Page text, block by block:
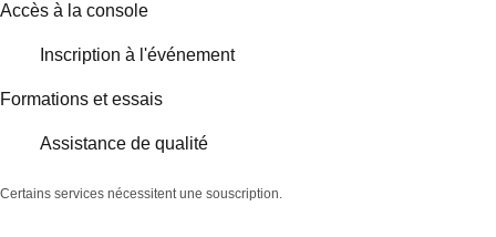
Accès à la console
Inscription à l'événement
Formations et essais
Assistance de qualité
Certains services nécessitent une souscription.